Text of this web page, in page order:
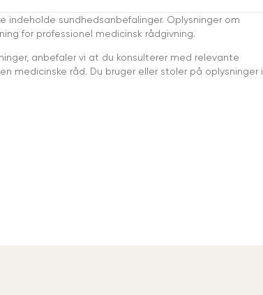
indeholde sundhedsanbefalinger. Oplysninger om
for professionel medicinsk rådgivning.
anbefaler vi at du konsulterer med relevante
medicinske råd. Du bruger eller stoler på oplysninger i